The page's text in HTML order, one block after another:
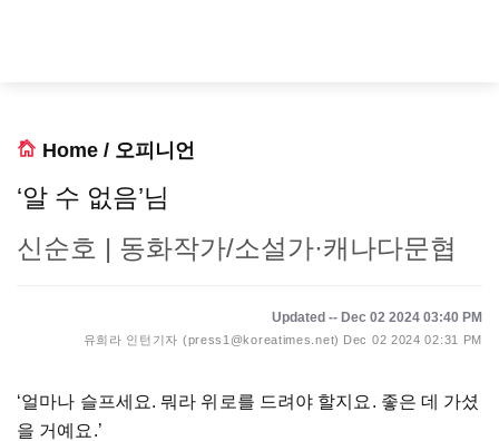
Home / 오피니언
‘알 수 없음’님
신순호 | 동화작가/소설가·캐나다문협
Updated -- Dec 02 2024 03:40 PM
유희라 인턴기자 (press1@koreatimes.net) Dec 02 2024 02:31 PM
‘얼마나 슬프세요. 뭐라 위로를 드려야 할지요. 좋은 데 가셨
을 거예요.’